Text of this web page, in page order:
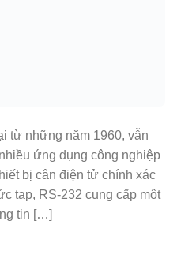
từ những năm 1960, vẫn
ứng dụng công nghiệp
bị cân điện tử chính xác
tạp, RS-232 cung cấp một
tin […]